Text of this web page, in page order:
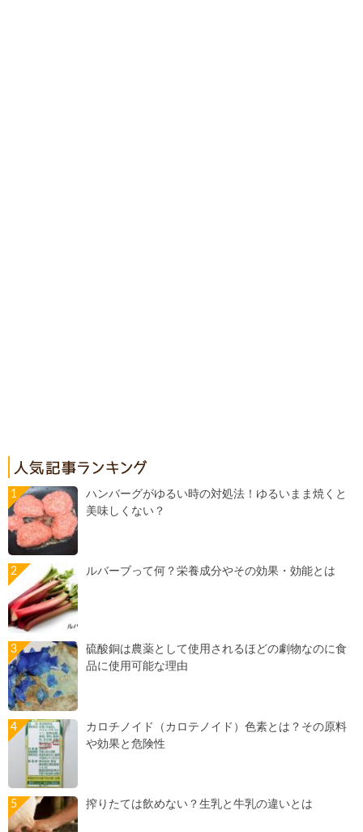
ハンバーグがゆるい時の対処法！ゆるいまま焼くと
美味しくない？
ルバーブって何？栄養成分やその効果・効能とは
硫酸銅は農薬として使用されるほどの劇物なのに食
品に使用可能な理由
カロチノイド（カロテノイド）色素とは？その原料
や効果と危険性
搾りたては飲めない？生乳と牛乳の違いとは